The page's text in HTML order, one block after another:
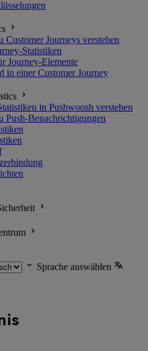
Customer Journeys verstehen
Statistiken
Journey-Elemente
in einer Customer Journey
in Pushwoosh verstehen
Push-Benachrichtigungen
Sprache auswählen